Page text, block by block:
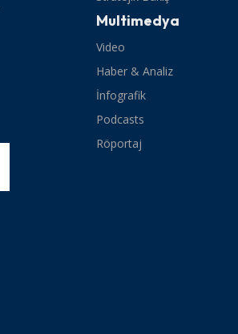
Multimedya
Video
Haber & Analiz
İnfografik
Podcasts
Röportaj